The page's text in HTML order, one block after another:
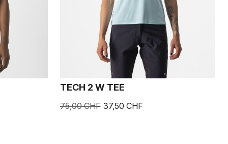
TECH 2 W TEE
75,00 CHF 37,50 CHF